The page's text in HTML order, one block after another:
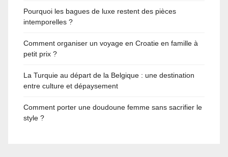
Pourquoi les bagues de luxe restent des pièces
intemporelles ?
Comment organiser un voyage en Croatie en famille à
petit prix ?
La Turquie au départ de la Belgique : une destination
entre culture et dépaysement
Comment porter une doudoune femme sans sacrifier le
style ?